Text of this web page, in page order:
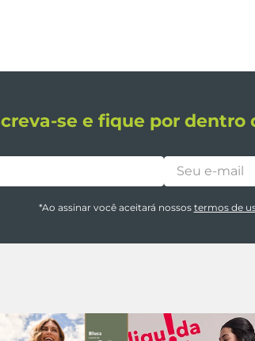
se e fique por dentro
*Ao assinar você aceitará nossos termos de